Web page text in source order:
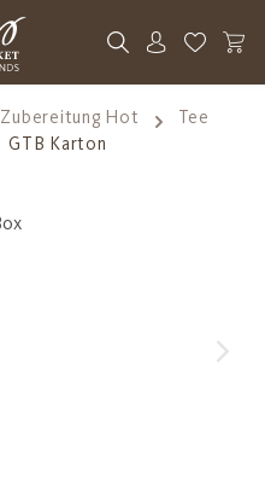
Du hast
Zubereitung Hot
Tee
GTB Karton